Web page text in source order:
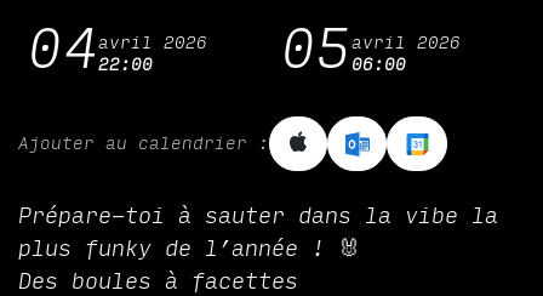
04avril 2026
22:00
05avril 2026
06:00
Ajouter au calendrier :
Prépare-toi à sauter dans la vibe la
plus funky de l’année ! 🐰
Des boules à facettes